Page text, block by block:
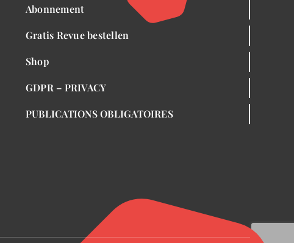
Abonnement
Gratis Revue bestellen
Shop
GDPR – PRIVACY
PUBLICATIONS OBLIGATOIRES